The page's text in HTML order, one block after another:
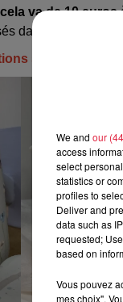
cela va de 10 euros
dans les jours
sympas avant
We and our
access
select
statistics or
profiles to
Deliver and
data such as
requested;
based on
Vous pouvez
mes choix".